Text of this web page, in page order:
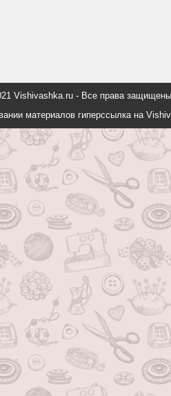
Vishivashka.ru - Все права
материалов гиперссылка на